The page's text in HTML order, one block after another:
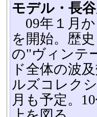
モデル・長
09年１月か
を開始。歴
の"ヴィンテ
ド全体の波
ルズコレク
月も予定。